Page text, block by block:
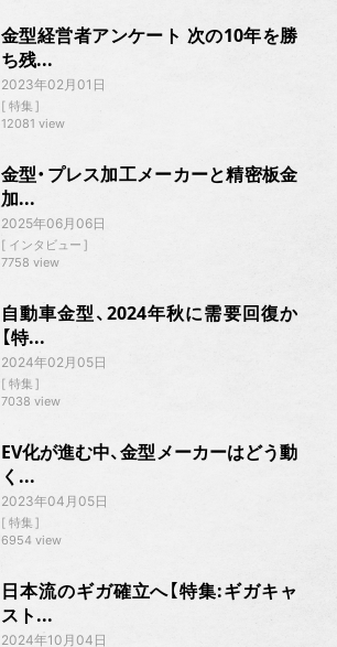
金型経営者アンケート 次の10年を勝
ち残...
2023年02月01日
特集
12081 view
金型・プレス加工メーカーと精密板金
加...
2025年06月06日
インタビュー
7758 view
自動車金型、2024年秋に需要回復か
【特...
2024年02月05日
特集
7038 view
EV化が進む中、金型メーカーはどう動
く...
2023年04月05日
特集
6954 view
日本流のギガ確立へ【特集:ギガキャ
スト...
2024年10月04日